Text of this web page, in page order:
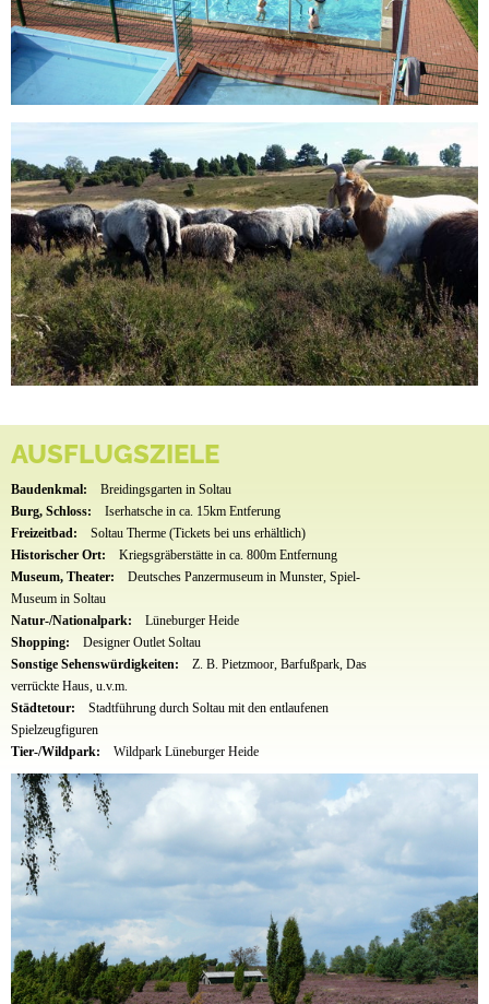
AUSFLUGSZIELE
Baudenkmal:
Breidingsgarten in Soltau
Burg, Schloss:
Iserhatsche in ca. 15km Entferung
Freizeitbad:
Soltau Therme (Tickets bei uns erhältlich)
Historischer Ort:
Kriegsgräberstätte in ca. 800m Entfernung
Museum, Theater:
Deutsches Panzermuseum in Munster, Spiel-
Museum in Soltau
Natur-/Nationalpark:
Lüneburger Heide
Shopping:
Designer Outlet Soltau
Sonstige Sehenswürdigkeiten:
Z. B. Pietzmoor, Barfußpark, Das
verrückte Haus, u.v.m.
Städtetour:
Stadtführung durch Soltau mit den entlaufenen
Spielzeugfiguren
Tier-/Wildpark:
Wildpark Lüneburger Heide